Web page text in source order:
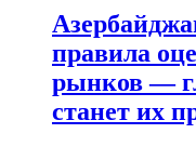
правила
рынков —
станет их